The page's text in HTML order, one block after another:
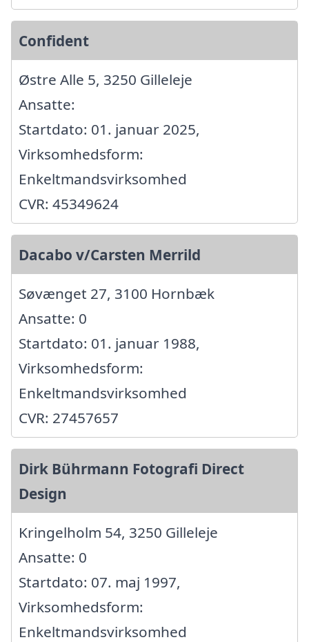
Confident
Østre Alle 5, 3250 Gilleleje
Ansatte:
Startdato: 01. januar 2025,
Virksomhedsform:
Enkeltmandsvirksomhed
CVR: 45349624
Dacabo v/Carsten Merrild
Søvænget 27, 3100 Hornbæk
Ansatte: 0
Startdato: 01. januar 1988,
Virksomhedsform:
Enkeltmandsvirksomhed
CVR: 27457657
Dirk Bührmann Fotografi Direct
Design
Kringelholm 54, 3250 Gilleleje
Ansatte: 0
Startdato: 07. maj 1997,
Virksomhedsform:
Enkeltmandsvirksomhed